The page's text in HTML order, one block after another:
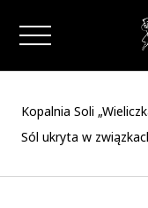
Kopalnia Soli
Sól ukryta w